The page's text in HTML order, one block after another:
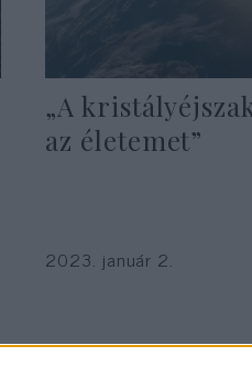
„A
az életemet”
2023. január 2.